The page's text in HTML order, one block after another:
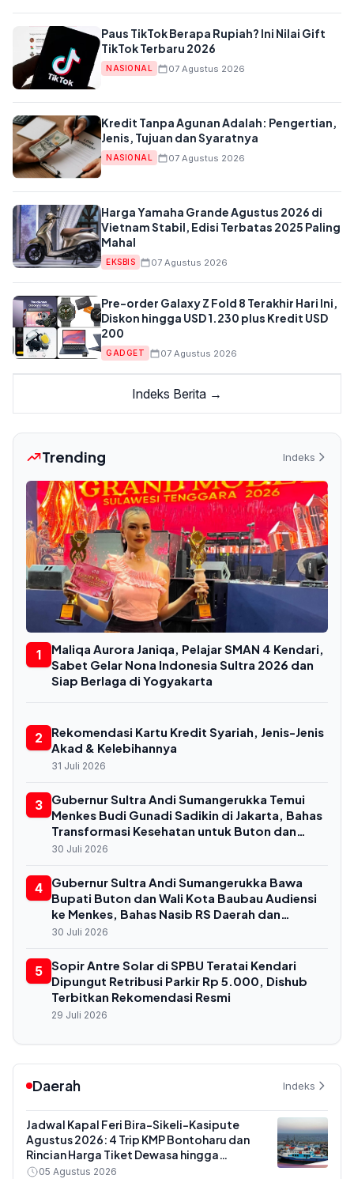
Paus TikTok Berapa Rupiah? Ini Nilai Gift
TikTok Terbaru 2026
NASIONAL 07 Agustus 2026
Kredit Tanpa Agunan Adalah: Pengertian,
Jenis, Tujuan dan Syaratnya
NASIONAL 07 Agustus 2026
Harga Yamaha Grande Agustus 2026 di
Vietnam Stabil, Edisi Terbatas 2025 Paling
Mahal
EKSBIS 07 Agustus 2026
Pre-order Galaxy Z Fold 8 Terakhir Hari Ini,
Diskon hingga USD 1.230 plus Kredit USD
200
GADGET 07 Agustus 2026
Indeks Berita →
Trending Indeks
1
Maliqa Aurora Janiqa, Pelajar SMAN 4 Kendari,
Sabet Gelar Nona Indonesia Sultra 2026 dan
Siap Berlaga di Yogyakarta
2
Rekomendasi Kartu Kredit Syariah, Jenis-Jenis
Akad & Kelebihannya
31 Juli 2026
3
Gubernur Sultra Andi Sumangerukka Temui
Menkes Budi Gunadi Sadikin di Jakarta, Bahas
Transformasi Kesehatan untuk Buton dan
Baubau
30 Juli 2026
4
Gubernur Sultra Andi Sumangerukka Bawa
Bupati Buton dan Wali Kota Baubau Audiensi
ke Menkes, Bahas Nasib RS Daerah dan
Kekurangan Dokter
30 Juli 2026
5 Sopir Antre Solar di SPBU Teratai Kendari
Dipungut Retribusi Parkir Rp 5.000, Dishub
Terbitkan Rekomendasi Resmi
29 Juli 2026
Daerah Indeks
Jadwal Kapal Feri Bira-Sikeli-Kasipute
Agustus 2026: 4 Trip KMP Bontoharu dan
Rincian Harga Tiket Dewasa hingga
Kendaraan Golongan IX
05 Agustus 2026